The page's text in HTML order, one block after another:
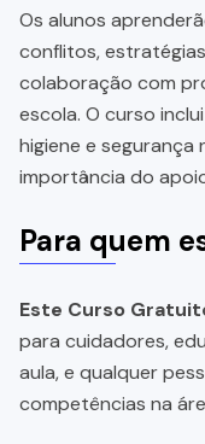
Os alunos
conflitos,
colaboração com
escola. O curso
higiene e segurança
importância do
Para quem
Este Curso
para cuidadores,
aula, e qualquer
competências na